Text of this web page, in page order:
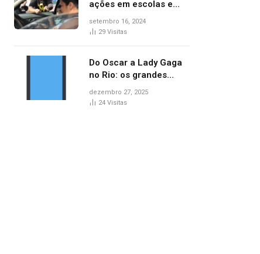
ações em escolas e
ruas para prevenir
acidentes no trânsito
setembro 16, 2024
29 Visitas
Do Oscar a Lady Gaga
no Rio: os grandes
marcos da cultura em
2025
dezembro 27, 2025
24 Visitas